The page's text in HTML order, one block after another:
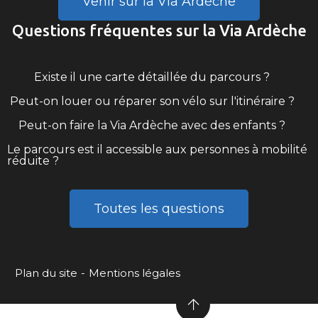
Questions fréquentes sur la Via Ardèche
Existe il une carte détaillée du parcours ?
Peut-on louer ou réparer son vélo sur l'itinéraire ?
Peut-on faire la Via Ardèche avec des enfants ?
Le parcours est il accessible aux personnes à mobilité
réduite ?
Toutes les questions
Plan du site Mentions légales